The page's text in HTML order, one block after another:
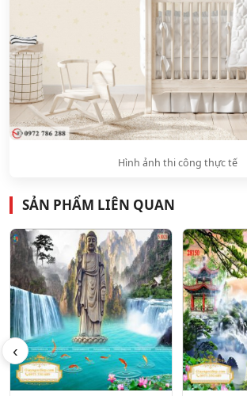
Hình ảnh thi công thực tế
SẢN PHẨM LIÊN QUAN
‹